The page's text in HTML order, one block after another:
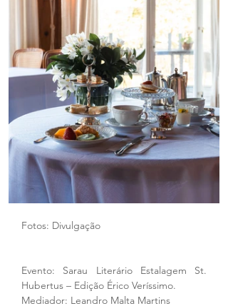
Fotos: Divulgação
Evento: Sarau Literário Estalagem St.
Hubertus – Edição Érico Veríssimo.
Mediador: Leandro Malta Martins